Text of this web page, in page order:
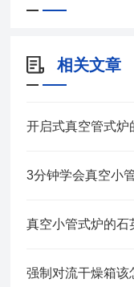
相关文章
开启式真空管式炉
3分钟学会真空小
强制对流干燥箱该